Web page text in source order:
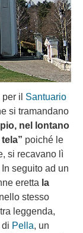
il Santuario
si tramandano
nel lontano
poiché le
si recavano lì
seguito ad un
eretta la
nello stesso
leggenda,
di Pella, un